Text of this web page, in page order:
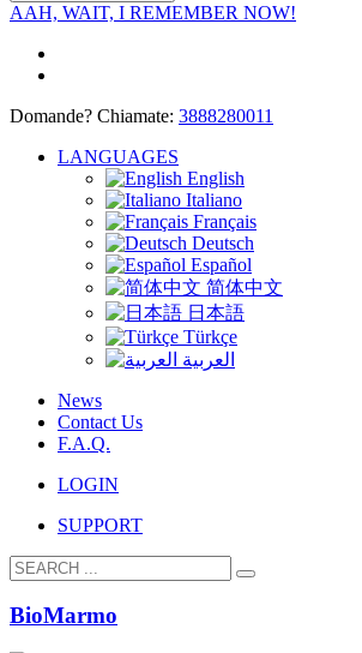
AAH, WAIT, I REMEMBER NOW!
Domande? Chiamate: 3888280011
LANGUAGES
English
Italiano
Français
Deutsch
Español
简体中文
日本語
Türkçe
العربية
News
Contact Us
F.A.Q.
LOGIN
SUPPORT
BioMarmo